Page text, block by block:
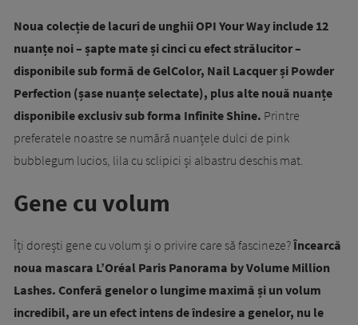
Noua colecție de lacuri de unghii OPI Your Way include 12
nuanțe noi – șapte mate și cinci cu efect strălucitor –
disponibile sub formă de GelColor, Nail Lacquer și Powder
Perfection (șase nuanțe selectate), plus alte nouă nuanțe
disponibile exclusiv sub forma Infinite Shine. Printre
preferatele noastre se numără nuanțele dulci de pink
bubblegum lucios, lila cu sclipici și albastru deschis mat.
Gene cu volum
Îți dorești gene cu volum și o privire care să fascineze?Încearcă
noua mascara L’Oréal Paris Panorama by Volume Million
Lashes. Conferă genelor o lungime maximă și un volum
incredibil, are un efect intens de îndesire a genelor, nu le